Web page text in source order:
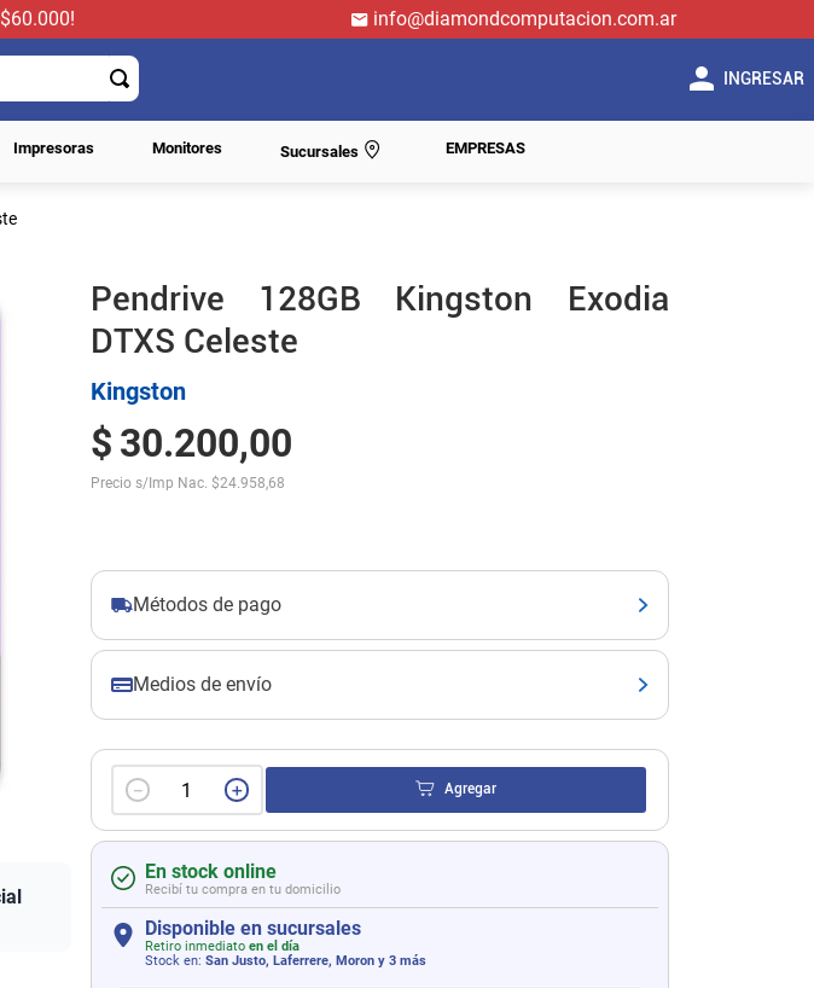
info@diamondcomputacion.com.ar
INGRESAR
Impresoras Monitores Sucursales EMPRESAS
Pendrive 128GB Kingston Exodia
DTXS Celeste
Kingston
$ 30.200,00
Precio s/Imp Nac. $24.958,68
Métodos de pago
Medios de envío
＋
－ Agregar
En stock online
Recibí tu compra en tu domicilio
Disponible en sucursales
Retiro inmediato en el día
Stock en: San Justo, Laferrere, Morony 3 más